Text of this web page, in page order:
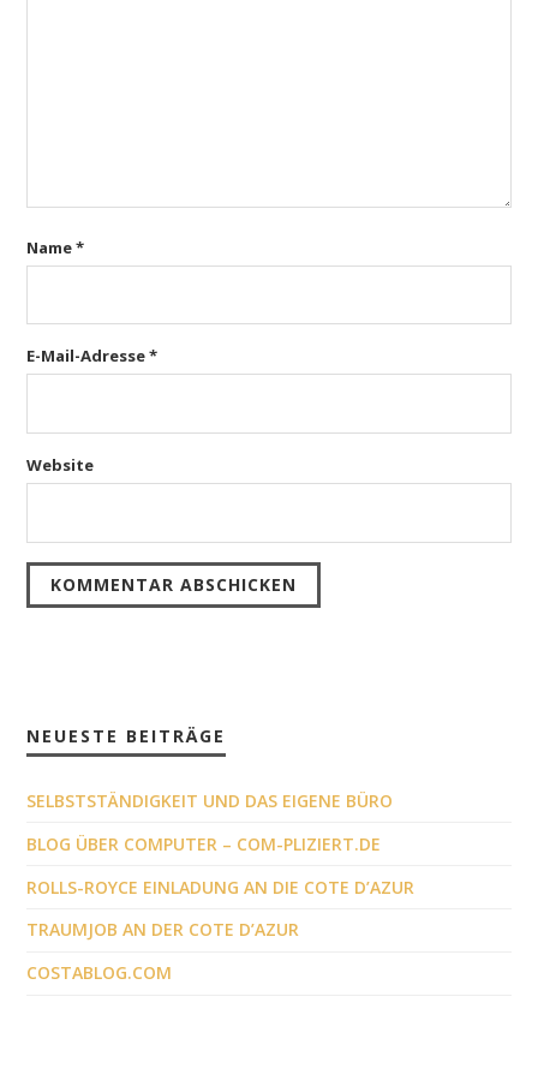
Name*
E-Mail-Adresse*
Website
NEUESTE BEITRÄGE
SELBSTSTÄNDIGKEIT UND DAS EIGENE BÜRO
BLOG ÜBER COMPUTER – COM-PLIZIERT.DE
ROLLS-ROYCE EINLADUNG AN DIE COTE D’AZUR
TRAUMJOB AN DER COTE D’AZUR
COSTABLOG.COM